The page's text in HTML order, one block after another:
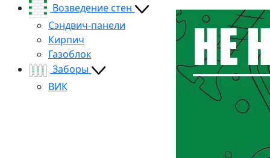
Возведение стен
Сэндвич-панели
Кирпич
Газоблок
Заборы
ВИК